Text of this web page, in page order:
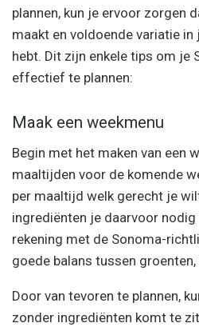
plannen, kun je ervoor zorgen
maakt en voldoende variatie
hebt. Dit zijn enkele tips om je
effectief te plannen:
Maak een weekmenu
Begin met het maken van een
maaltijden voor de komende
per maaltijd welk gerecht je
ingrediënten je daarvoor nodig
rekening met de Sonoma-
goede balans tussen
Door van tevoren te plannen,
zonder ingrediënten komt te